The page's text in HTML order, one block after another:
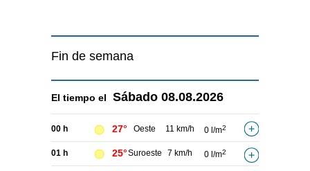
Fin de semana
El tiempo el Sábado 08.08.2026
00 h 27° Oeste 11 km/h 0 l/m2
01 h 25°Suroeste 7 km/h 0 l/m2